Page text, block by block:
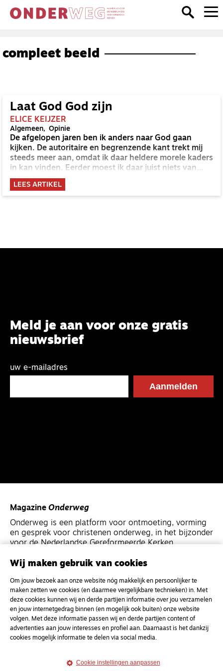
compleet beeld
Laat God God zijn
ELICE KEIJZER
Algemeen Opinie
De afgelopen jaren ben ik anders naar God gaan
kijken. De autoritaire en begrenzende kant trekt mij
steeds meer aan, omdat ik daar heldere morele kaders
in kan vinden. Eerder moest ik daar juist niets van
hebben en riep het een afkeer bij me op. Maar nu
geeft die kant mij richting. Het zorgt voor een
structuur van bidden en bijbellezen waarin ik een
LEES ARTIKEL
Meld je aan voor onze gratis
nieuwsbrief
uw e-mailadres
Magazine Onderweg
Onderweg is een platform voor ontmoeting, vorming
en gesprek voor christenen onderweg, in het bijzonder
voor de Nederlandse Gereformeerde Kerken.
Magazine
Onderweg
Kvk-nummer 33277063
NL46 INGB 0117 5827 86
info@onderwegonline.nl
Wij maken gebruik van cookies
Om jouw bezoek aan onze website nóg makkelijk en persoonlijker te
maken zetten we cookies (en daarmee vergelijkbare technieken) in. Met
deze cookies kunnen wij en derde partijen informatie over jou verzamelen
en jouw internetgedrag binnen (en mogelijk ook buiten) onze website
volgen. Met deze informatie passen wij en derde partijen content of
advertenties aan jouw interesses en profiel aan. Daarnaast is het dankzij
cookies mogelijk informatie te delen via social media.
Cookie instellingen aanpassen